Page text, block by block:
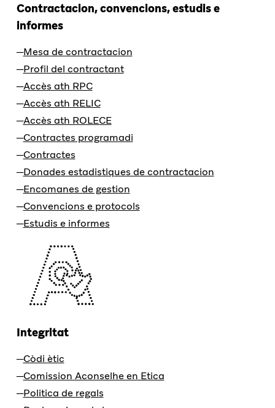
Contractacion, convencions, estudis e
informes
Mesa de contractacion
Profil del contractant
Accès ath RPC
Accès ath RELIC
Accès ath ROLECE
Contractes programadi
Contractes
Donades estadistiques de contractacion
Encomanes de gestion
Convencions e protocols
Estudis e informes
Integritat
Còdi ètic
Comission Aconselhe en Etica
Politica de regals